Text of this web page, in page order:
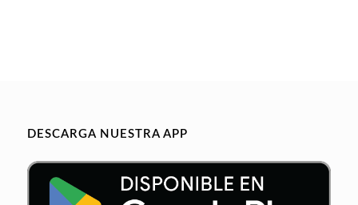
DESCARGA NUESTRA APP